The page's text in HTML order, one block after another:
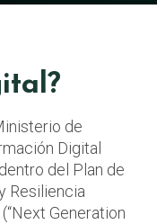
de
Digital
dentro del Plan de
Resiliencia
Generation